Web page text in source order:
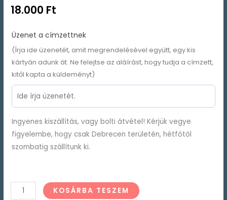
18.000 Ft
Üzenet a címzettnek
(Írja ide üzenetét, amit megrendelésével együtt, egy kis
kártyán adunk át. Ne felejtse az aláírást, hogy tudja a címzett,
kitől kapta a küldeményt)
Ingyenes kiszállítás, vagy bolti átvétel! Kérjük vegye
figyelembe, hogy csak Debrecen területén, hétfőtől
szombatig szállítunk ki.
KOSÁRBA TESZEM